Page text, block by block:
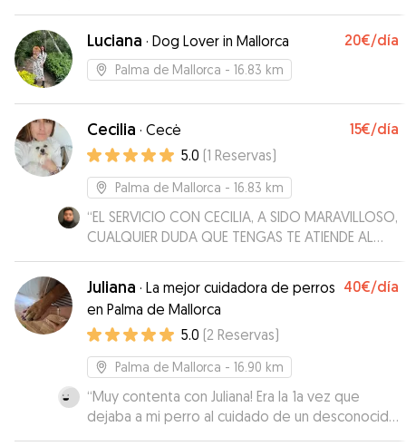
Luciana · Dog Lover in Mallorca 20€/día
Palma de Mallorca - 16.83 km
Cecilia · Cecė 15€/día
5.0 (1 Reservas)
Palma de Mallorca - 16.83 km
“EL SERVICIO CON CECILIA, A SIDO MARAVILLOSO,
CUALQUIER DUDA QUE TENGAS TE ATIENDE AL
MOMENTO Y TE LO EXPLICA MUY BIEN, TIENE
MUCHISIMO ESPACIO LIBRE PARA QUE PUEDA
JUGAR Y CORRER EL PERRO. ADEMÁS POR FALLO
MÍO ME ORGANICE MAL DE FECHAS Y SE ADAPTO
A LAS NUEVAS FECHAS SIN NINGÚN PROBLEMA. LA
RECOMIENDO ENCARECIDAMENTE, SOBRE TODO
PARA PERROS QUE TENGAN UNA ACTIVIDAD
ENERGÉTICA MEDIA Y ALTA. A PARTE TE REPORTA
EL ESTADO TODOS LOS DÍAS DEL PERRO, CON
IMAGENES Y VIDEOS. EN CONCLUSIÓN MUY
Juliana · La mejor cuidadora de perros
en Palma de Mallorca
40€/día
5.0 (2 Reservas)
Palma de Mallorca - 16.90 km
“Muy contenta con Juliana! Era la 1a vez que
dejaba a mi perro al cuidado de un desconocido
y con ella lo volvería a hacer. Me mantenía